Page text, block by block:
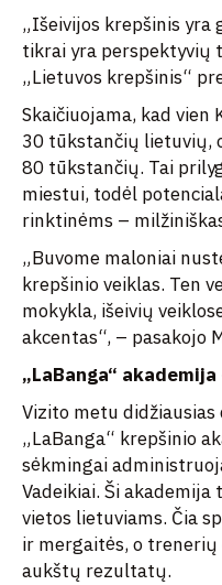
„Išeivijos krepšinis yra
tikrai yra perspektyvių
„Lietuvos krepšinis“
Skaičiuojama, kad vien
30 tūkstančių lietuvių,
80 tūkstančių. Tai
miestui, todėl
rinktinėms –
„Buvome maloniai
krepšinio veiklas. Ten
mokykla, išeivių
akcentas“, – pasakojo
„LaBanga“
Vizito metu
„LaBanga“ krepšinio
sėkmingai
Vadeikiai. Ši
vietos lietuviams. Čia
ir mergaitės, o
aukštų rezultatų.